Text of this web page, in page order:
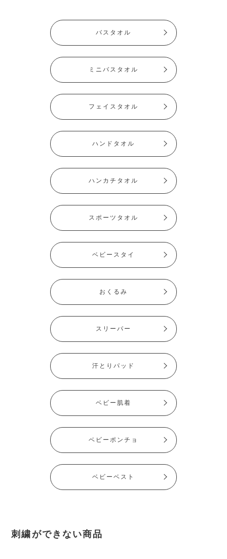
バスタオル
ミニバスタオル
フェイスタオル
ハンドタオル
ハンカチタオル
スポーツタオル
ベビースタイ
おくるみ
スリーパー
汗とりパッド
ベビー肌着
ベビーポンチョ
ベビーベスト
刺繍ができない商品